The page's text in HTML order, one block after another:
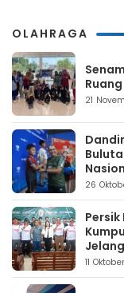
OLAHRAGA
21
26
11